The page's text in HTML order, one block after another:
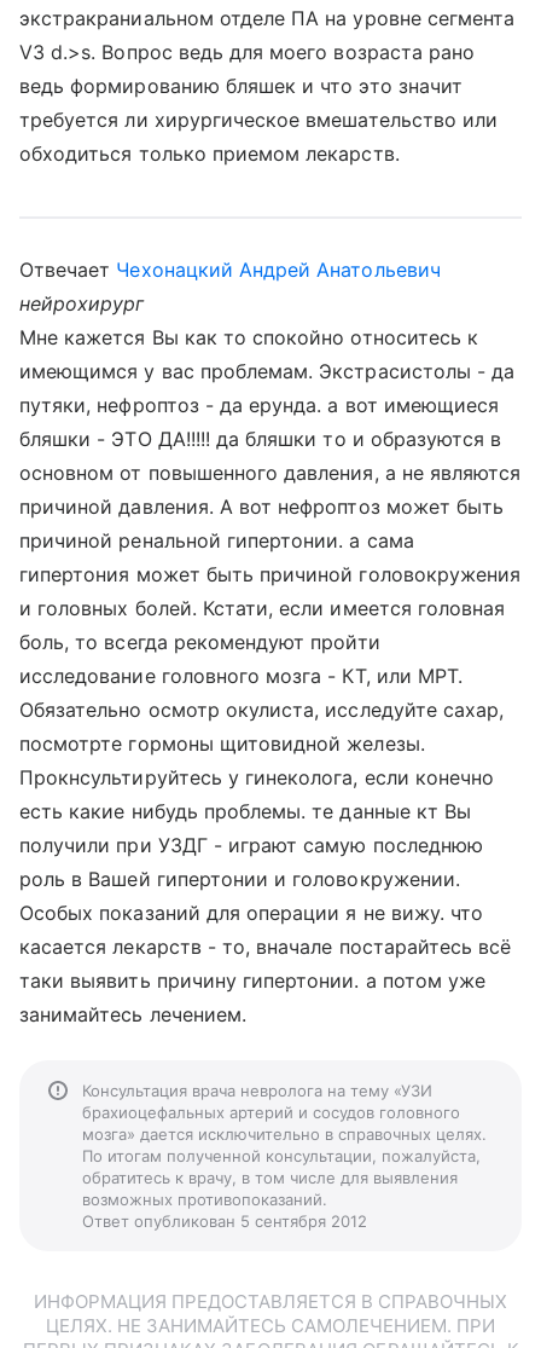
экстракраниальном отделе ПА на уровне сегмента
V3 d.>s. Вопрос ведь для моего возраста рано
ведь формированию бляшек и что это значит
требуется ли хирургическое вмешательство или
обходиться только приемом лекарств.
Отвечает Чехонацкий Андрей Анатольевич
нейрохирург
Мне кажется Вы как то спокойно относитесь к
имеющимся у вас проблемам. Экстрасистолы - да
путяки, нефроптоз - да ерунда. а вот имеющиеся
бляшки - ЭТО ДА!!!!! да бляшки то и образуются в
основном от повышенного давления, а не являются
причиной давления. А вот нефроптоз может быть
причиной ренальной гипертонии. а сама
гипертония может быть причиной головокружения
и головных болей. Кстати, если имеется головная
боль, то всегда рекомендуют пройти
исследование головного мозга - КТ, или МРТ.
Обязательно осмотр окулиста, исследуйте сахар,
посмотрте гормоны щитовидной железы.
Прокнсультируйтесь у гинеколога, если конечно
есть какие нибудь проблемы. те данные кт Вы
получили при УЗДГ - играют самую последнюю
роль в Вашей гипертонии и головокружении.
Особых показаний для операции я не вижу. что
касается лекарств - то, вначале постарайтесь всё
таки выявить причину гипертонии. а потом уже
занимайтесь лечением.
Консультация врача невролога на тему «УЗИ
брахиоцефальных артерий и сосудов головного
мозга» дается исключительно в справочных целях.
По итогам полученной консультации, пожалуйста,
обратитесь к врачу, в том числе для выявления
возможных противопоказаний.
Ответ опубликован 5 сентября 2012
ИНФОРМАЦИЯ ПРЕДОСТАВЛЯЕТСЯ В СПРАВОЧНЫХ
ЦЕЛЯХ. НЕ ЗАНИМАЙТЕСЬ САМОЛЕЧЕНИЕМ. ПРИ